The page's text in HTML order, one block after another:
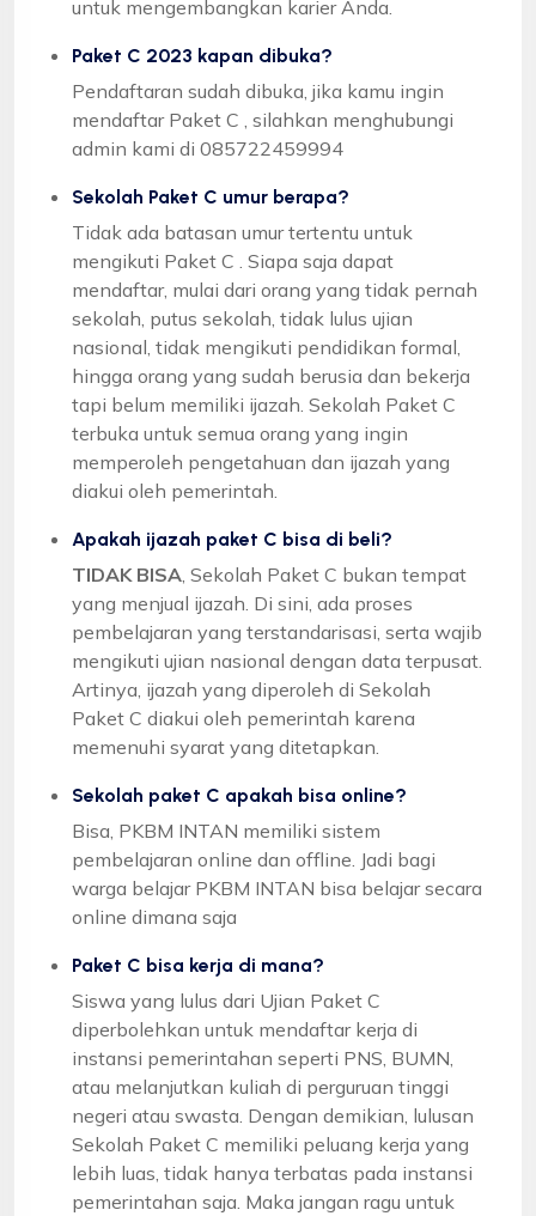
untuk mengembangkan karier Anda.
Paket C 2023 kapan dibuka?
Pendaftaran sudah dibuka, jika kamu ingin
mendaftar Paket C , silahkan menghubungi
admin kami di 085722459994
Sekolah Paket C umur berapa?
Tidak ada batasan umur tertentu untuk
mengikuti Paket C . Siapa saja dapat
mendaftar, mulai dari orang yang tidak pernah
sekolah, putus sekolah, tidak lulus ujian
nasional, tidak mengikuti pendidikan formal,
hingga orang yang sudah berusia dan bekerja
tapi belum memiliki ijazah. Sekolah Paket C
terbuka untuk semua orang yang ingin
memperoleh pengetahuan dan ijazah yang
diakui oleh pemerintah.
Apakah ijazah paket C bisa di beli?
TIDAK BISA , Sekolah Paket C bukan tempat
yang menjual ijazah. Di sini, ada proses
pembelajaran yang terstandarisasi, serta wajib
mengikuti ujian nasional dengan data terpusat.
Artinya, ijazah yang diperoleh di Sekolah
Paket C diakui oleh pemerintah karena
memenuhi syarat yang ditetapkan.
Sekolah paket C apakah bisa online?
Bisa, PKBM INTAN memiliki sistem
pembelajaran online dan offline. Jadi bagi
warga belajar PKBM INTAN bisa belajar secara
online dimana saja
Paket C bisa kerja di mana?
Siswa yang lulus dari Ujian Paket C
diperbolehkan untuk mendaftar kerja di
instansi pemerintahan seperti PNS, BUMN,
atau melanjutkan kuliah di perguruan tinggi
negeri atau swasta. Dengan demikian, lulusan
Sekolah Paket C memiliki peluang kerja yang
lebih luas, tidak hanya terbatas pada instansi
pemerintahan saja. Maka jangan ragu untuk